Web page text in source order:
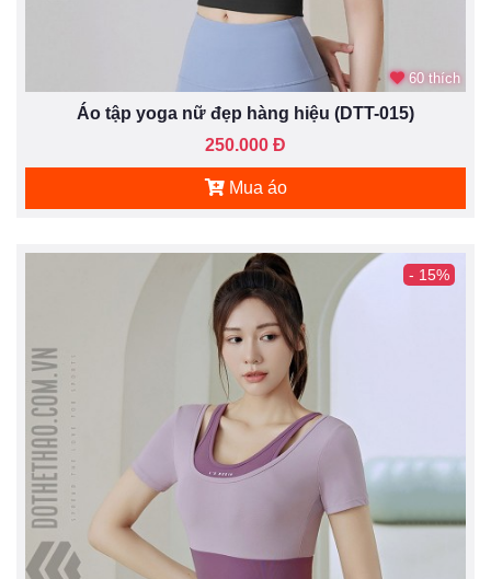
60 thích
Áo tập yoga nữ đẹp hàng hiệu (DTT-015)
250.000 Đ
Mua áo
- 15%